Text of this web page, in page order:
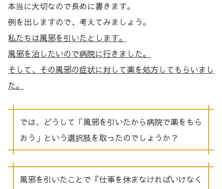
本当に大切なので長めに書きます。
例を出しますので、考えてみましょう。
私たちは風邪を引いたとします。
風邪を治したいので病院に行きました。
そして、その風邪の症状に対して薬を処方してもらいまし
た。
では、どうして「風邪を引いたから病院で薬をもら
おう」という選択肢を取ったのでしょうか？
風邪を引いたことで『仕事を休まなければいけなく